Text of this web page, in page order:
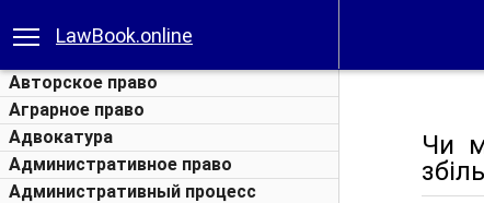
LawBook.online
Авторское право
Аграрное право
Адвокатура
Административное право
Административный процесс
Чи